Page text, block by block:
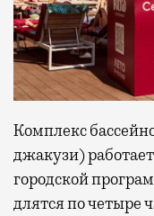
Комплекс
джакузи)
городской
длятся по четыре